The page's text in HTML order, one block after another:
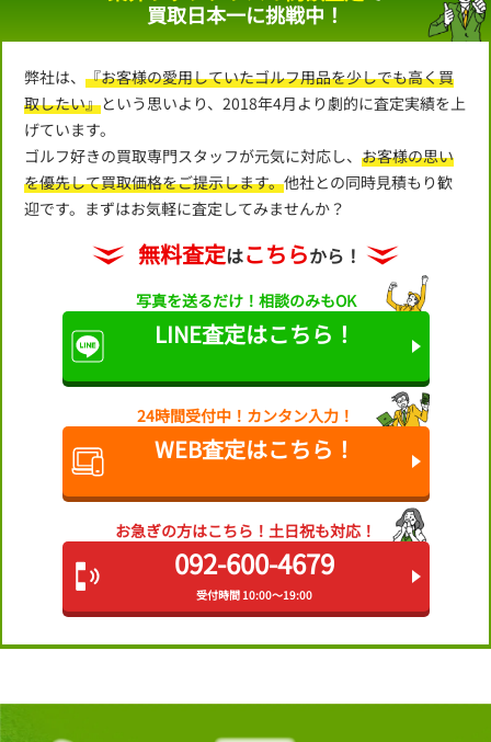
買取日本一に挑戦中！
弊社は、 『お客様の愛用していたゴルフ用品を少しでも高く買
取したい』という思いより、2018年4月より劇的に査定実績を上
げています。
ゴルフ好きの買取専門スタッフが元気に対応し、 お客様の思い
を優先して買取価格をご提示します。他社との同時見積もり歓
迎です。まずはお気軽に査定してみませんか？
無料査定はこちらから！
写真を送るだけ！ 相談のみもOK
LINE査定はこちら！
24時間受付中！ カンタン入力！
WEB査定はこちら！
お急ぎの方はこちら！ 土日祝も対応！
092-600-4679
受付時間 10:00～19:00